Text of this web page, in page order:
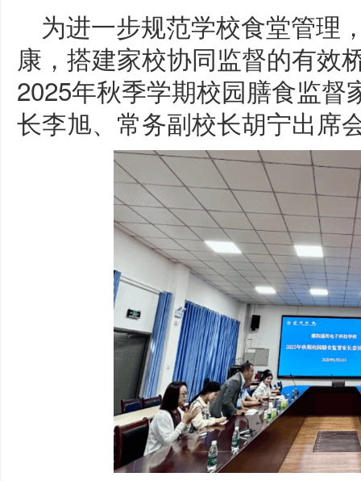
为进一步规范学校食堂管理
康，搭建家校协同监督的有效
2025年秋季学期校园膳食监
长李旭、常务副校长胡宁出席